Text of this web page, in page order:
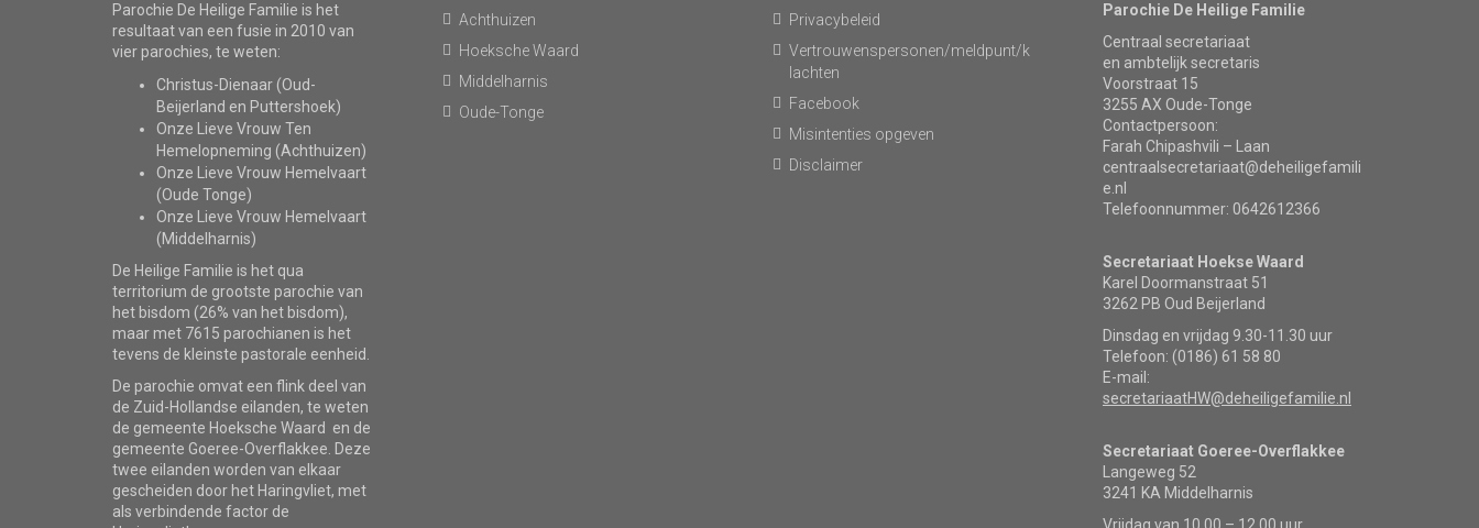
Parochie De Heilige Familie is het
resultaat van een fusie in 2010 van
vier parochies, te weten:
Christus-Dienaar (Oud-
Beijerland en Puttershoek)
Onze Lieve Vrouw Ten
Hemelopneming (Achthuizen)
Onze Lieve Vrouw Hemelvaart
(Oude Tonge)
Onze Lieve Vrouw Hemelvaart
(Middelharnis)
De Heilige Familie is het qua
territorium de grootste parochie van
het bisdom (26% van het bisdom),
maar met 7615 parochianen is het
tevens de kleinste pastorale eenheid.
De parochie omvat een flink deel van
de Zuid-Hollandse eilanden, te weten
de gemeente Hoeksche Waard en de
gemeente Goeree-Overflakkee. Deze
twee eilanden worden van elkaar
gescheiden door het Haringvliet, met
als verbindende factor de
Achthuizen
Hoeksche Waard
Middelharnis
Oude-Tonge
Privacybeleid
Vertrouwenspersonen/meldpunt/k
lachten
Facebook
Misintenties opgeven
Disclaimer
Parochie De Heilige Familie
Centraal secretariaat
en ambtelijk secretaris
Voorstraat 15
3255 AX Oude-Tonge
Contactpersoon:
Farah Chipashvili – Laan
centraalsecretariaat@deheiligefamili
e.nl
Telefoonnummer: 0642612366
Secretariaat Hoekse Waard
Karel Doormanstraat 51
3262 PB Oud Beijerland
Dinsdag en vrijdag 9.30-11.30 uur
Telefoon: (0186) 61 58 80
E-mail:
secretariaatHW@deheiligefamilie.nl
Secretariaat Goeree-Overflakkee
Langeweg 52
3241 KA Middelharnis